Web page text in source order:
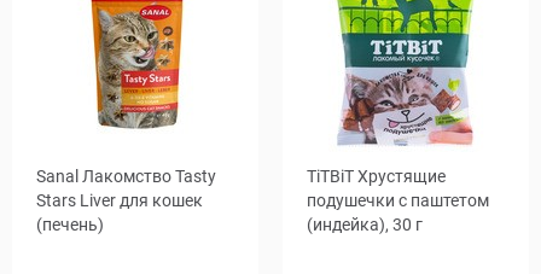
Sanal Лакомство Tasty
Stars Liver для кошек
(печень)
TiTBiT Хрустящие
подушечки с паштетом
(индейка), 30 г